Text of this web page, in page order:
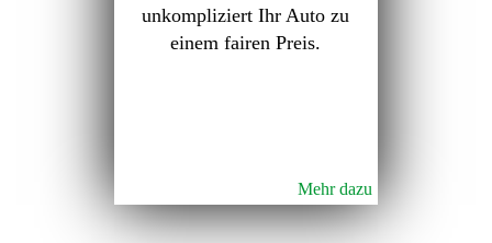
unkompliziert Ihr Auto zu
einem fairen Preis.
Mehr dazu